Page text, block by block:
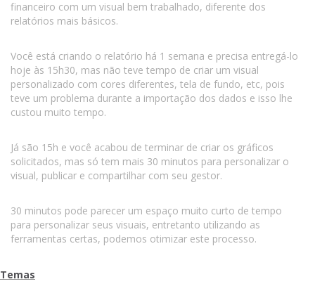
financeiro com um visual bem trabalhado, diferente dos
relatórios mais básicos.
Você está criando o relatório há 1 semana e precisa entregá-lo
hoje às 15h30, mas não teve tempo de criar um visual
personalizado com cores diferentes, tela de fundo, etc, pois
teve um problema durante a importação dos dados e isso lhe
custou muito tempo.
Já são 15h e você acabou de terminar de criar os gráficos
solicitados, mas só tem mais 30 minutos para personalizar o
visual, publicar e compartilhar com seu gestor.
30 minutos pode parecer um espaço muito curto de tempo
para personalizar seus visuais, entretanto utilizando as
ferramentas certas, podemos otimizar este processo.
Temas